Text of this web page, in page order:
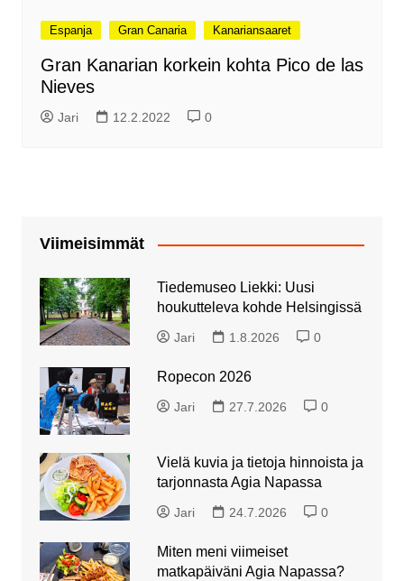
Espanja Gran Canaria Kanariansaaret
Gran Kanarian korkein kohta Pico de las
Nieves
Jari 12.2.2022 0
Viimeisimmät
Tiedemuseo Liekki: Uusi
houkutteleva kohde Helsingissä
Jari 1.8.2026 0
Ropecon 2026
Jari 27.7.2026 0
Vielä kuvia ja tietoja hinnoista ja
tarjonnasta Agia Napassa
Jari 24.7.2026 0
Miten meni viimeiset
matkapäiväni Agia Napassa?